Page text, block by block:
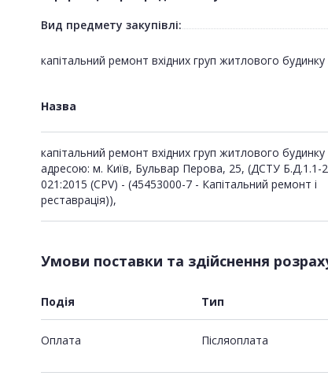
Вид предмету закупівлі:
капітальний ремонт вхідних груп житлового
Назва
капітальний ремонт вхідних груп житлового будинку
адресою: м. Київ, Бульвар Перова, 25, (ДСТУ Б.Д.1.1-
021:2015 (CPV) - (45453000-7 - Капітальний ремонт і
реставрація)),
Умови поставки та здійснення
Подія Тип
Оплата Пiсляоплата